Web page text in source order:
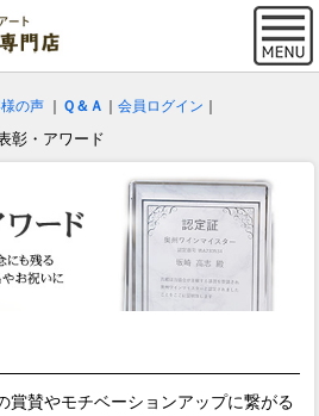
の声 Ｑ＆Ａ 会員ログイン
彰・アワード
賞賛やモチベーションアップに繋がる